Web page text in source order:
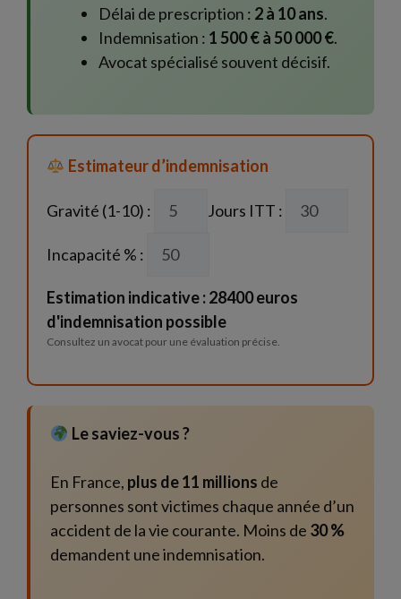
Délai de prescription : 2 à 10 ans.
Indemnisation : 1 500 € à 50 000 €.
Avocat spécialisé souvent décisif.
Estimateur d’indemnisation
Gravité (1-10) : Jours ITT :
Incapacité % :
Estimation indicative : 28400 euros
d'indemnisation possible
Consultez un avocat pour une évaluation précise.
Le saviez-vous ?
En France, plus de 11 millions de
personnes sont victimes chaque année d’un
accident de la vie courante. Moins de 30 %
demandent une indemnisation.